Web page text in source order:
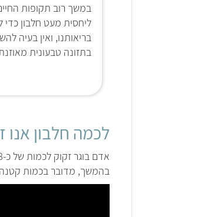
במשך רוב תקופות
ליחסית מעט חלבון כדי
בריאותנו, ואין בעיה
בתזונה טבעונית
לכמה חלבון אנו
בהמשך, מדובר בכמות קטנה